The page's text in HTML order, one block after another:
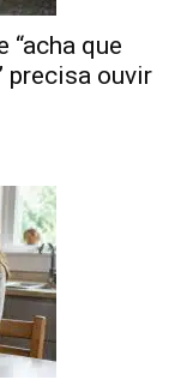
“acha que
precisa ouvir